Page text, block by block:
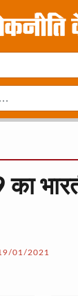
01/2021